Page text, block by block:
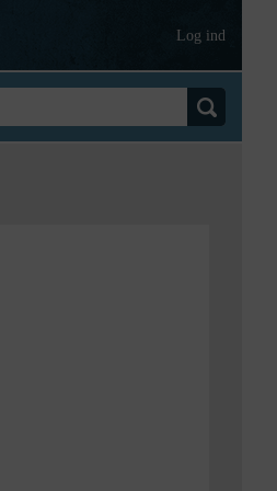
Log ind